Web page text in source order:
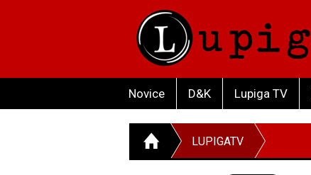
Novice D&K Lupiga TV
LUPIGATV